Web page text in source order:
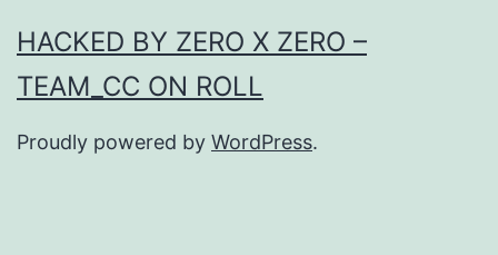
HACKED BY ZERO X ZERO –
TEAM_CC ON ROLL
Proudly powered by WordPress.